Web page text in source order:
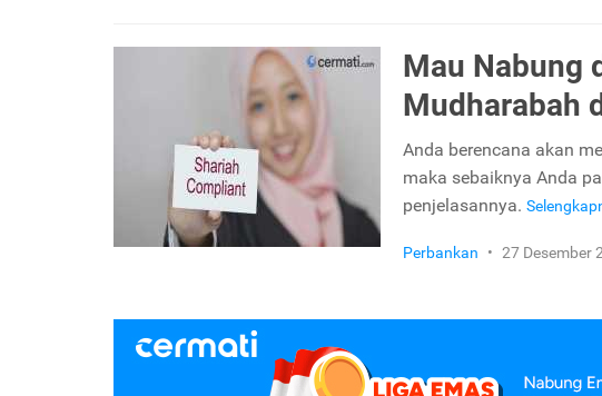
Mau Nabung
Mudharabah
Anda berencana akan
maka sebaiknya Anda
penjelasannya.
Perbankan • 27 Desember